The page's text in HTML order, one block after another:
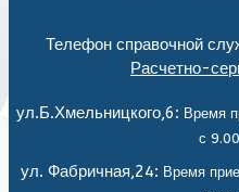
Телефон справочной
Расчетно-
ул.Б.Хмельницкого,6: Время
с
ул. Фабричная,24: Время